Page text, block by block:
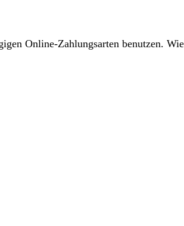
Online-Zahlungsarten benutzen.